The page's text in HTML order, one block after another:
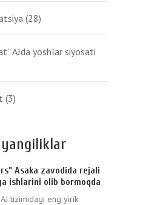
(28)
AJda yoshlar siyosati
(3)
yangiliklar
Asaka zavodida rejali
ishlarini olib bormoqda
tizimidagi eng yirik